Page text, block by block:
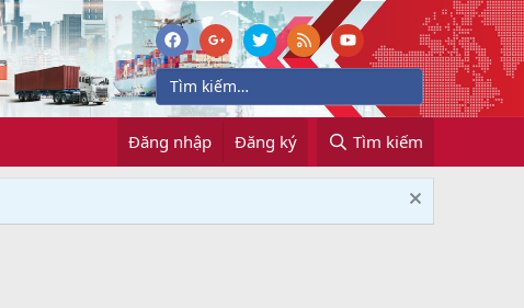
Đăng nhập Đăng ký Tìm kiếm